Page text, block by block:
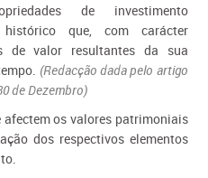
de investimento
que, com carácter
de valor resultantes da sua
(Redacção dada pelo artigo
de Dezembro)
os valores patrimoniais
dos respectivos elementos